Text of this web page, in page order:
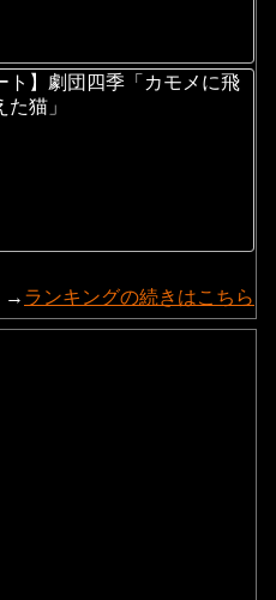
ト】劇団四季「カモメに飛
猫」
→ ランキングの続きはこちら